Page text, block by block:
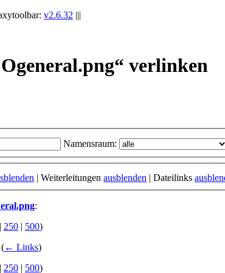
v2.6.32 |||
verlinken
Namensraum:
| Weiterleitungen ausblenden | Dateilinks
:
| 250 | 500)
(← Links)
| 250 | 500)